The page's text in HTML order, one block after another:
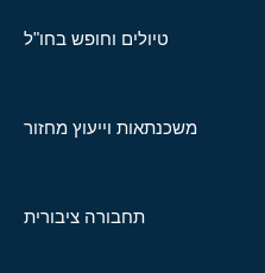
טיולים וחופש בחו"ל
משכנתאות וייעוץ מחזור
תחבורה ציבורית